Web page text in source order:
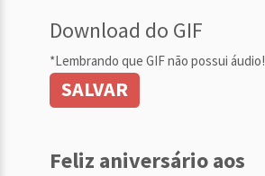
Download do GIF
*Lembrando que GIF não possui áudio!
SALVAR
Feliz aniversário aos